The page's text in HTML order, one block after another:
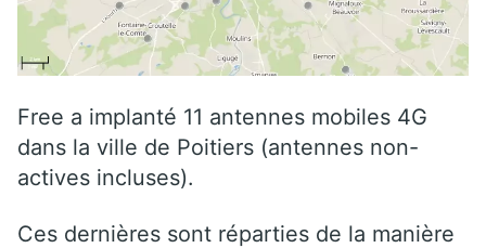
Free a implanté 11 antennes mobiles 4G
dans la ville de Poitiers (antennes non-
actives incluses).
Ces dernières sont réparties de la manière